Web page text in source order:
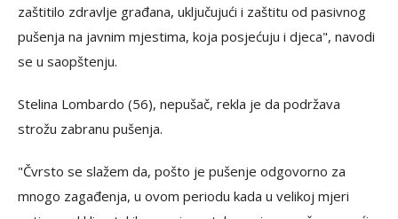
zaštitilo zdravlje građana, uključujući i zaštitu od pasivnog
pušenja na javnim mjestima, koja posjećuju i djeca", navodi
se u saopštenju.
Stelina Lombardo (56), nepušač, rekla je da podržava
strožu zabranu pušenja.
"Čvrsto se slažem da, pošto je pušenje odgovorno za
mnogo zagađenja, u ovom periodu kada u velikoj mjeri